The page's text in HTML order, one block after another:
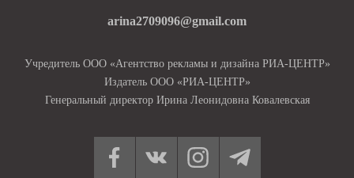
arina2709096@gmail.com
Учредитель ООО «Агентство рекламы и дизайна РИА-ЦЕНТР»
Издатель ООО «РИА-ЦЕНТР»
Генеральный директор Ирина Леонидовна Ковалевская